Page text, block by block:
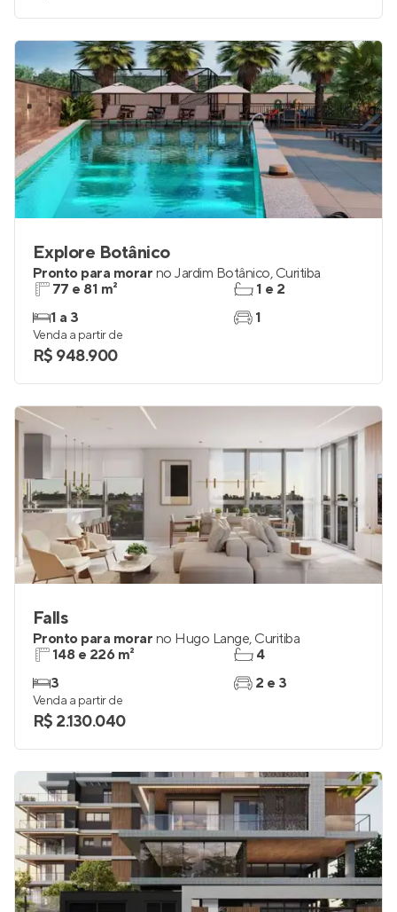
Explore Botânico
Pronto para morar no Jardim Botânico, Curitiba
77 e 81 m²
1 a 3
1 e 2
1
Venda a partir de
R$ 948.900
Falls
Pronto para morar no Hugo Lange, Curitiba
148 e 226 m²
3
4
2 e 3
Venda a partir de
R$ 2.130.040